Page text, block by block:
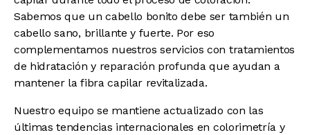
Sabemos que un cabello bonito debe ser también un
cabello sano, brillante y fuerte. Por eso
complementamos nuestros servicios con tratamientos
de hidratación y reparación profunda que ayudan a
mantener la fibra capilar revitalizada.
Nuestro equipo se mantiene actualizado con las
últimas tendencias internacionales en colorimetría y